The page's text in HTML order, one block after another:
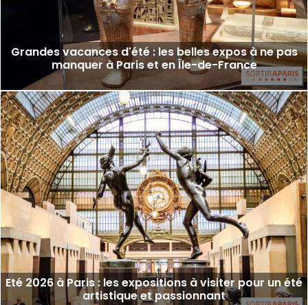
Grandes vacances d'été : les belles expos à ne pas
manquer à Paris et en Île-de-France
Eté 2026 à Paris : les expositions à visiter pour un été
artistique et passionnant